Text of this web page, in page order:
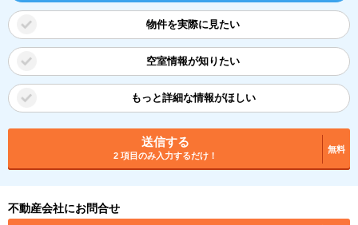
物件を実際に見たい
空室情報が知りたい
もっと詳細な情報がほしい
送信する
2 項目のみ入力するだけ！
無料
不動産会社にお問合せ